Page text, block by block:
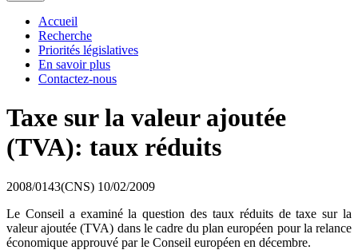
Accueil
Recherche
Priorités législatives
En savoir plus
Contactez-nous
Taxe sur la valeur ajoutée
(TVA): taux réduits
2008/0143(CNS) 10/02/2009
Le Conseil a examiné la question des taux réduits de taxe sur la
valeur ajoutée (TVA) dans le cadre du plan européen pour la relance
économique approuvé par le Conseil européen en décembre.